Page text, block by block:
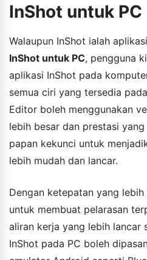
InShot untuk PC
Walaupun InShot ialah
InShot untuk PC, pengguna
aplikasi InShot pada
semua ciri yang tersedia
Editor boleh menggunakan
lebih besar dan prestasi
papan kekunci untuk
lebih mudah dan lancar.
Dengan ketepatan yang
untuk membuat pelarasan
aliran kerja yang lebih lancar
InShot pada PC boleh